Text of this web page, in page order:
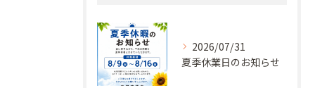
2026/07/31
夏季休業日のお知らせ